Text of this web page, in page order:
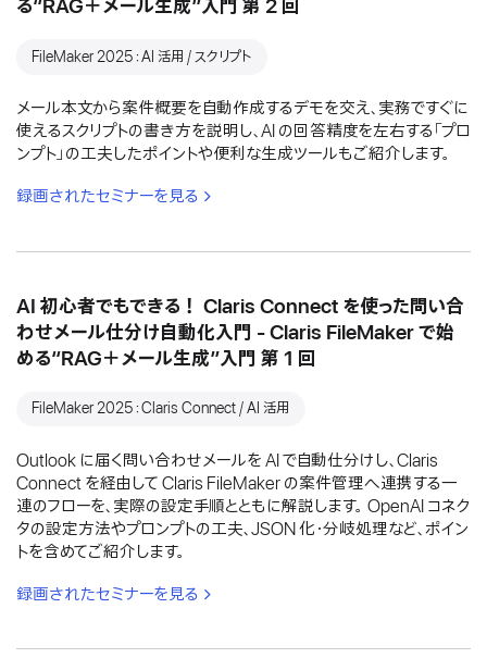
る“RAG＋メール生成”入門 第 2 回
FileMaker 2025：AI 活用 / スクリプト
メール本文から案件概要を自動作成するデモを交え、実務ですぐに
使えるスクリプトの書き方を説明し、AI の回答精度を左右する「プロ
ンプト」の工夫したポイントや便利な生成ツールもご紹介します。
録画されたセミナーを見る
AI 初心者でもできる！ Claris Connect を使った問い合
わせメール仕分け自動化入門 - Claris FileMaker で始
める“RAG＋メール生成”入門 第 1 回
FileMaker 2025：Claris Connect / AI 活用
Outlook に届く問い合わせメールを AI で自動仕分けし、Claris
Connect を経由して Claris FileMaker の案件管理へ連携する一
連のフローを、実際の設定手順とともに解説します。 OpenAI コネク
タの設定方法やプロンプトの工夫、JSON 化・分岐処理など、ポイン
トを含めてご紹介します。
録画されたセミナーを見る